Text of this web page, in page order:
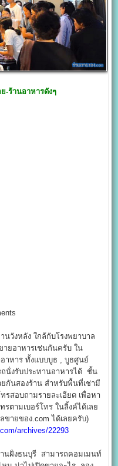
-ร้านอาหารดังๆ
วังหลัง ใกล้กับโรงพยาบาล
ายอาหารเช่นกันครับ ใน
าหาร ทั้งแบบบูธ , บูธศูนย์
นั่งรับประทานอาหารได้ ชั้น
กันสองร้าน สำหรับพื้นที่เช่ามี
สอบถามรายละเอียด เพื่อหา
ตามเบอร์โทร ในลิ้งค์ได้เลย
ขายของ.com ได้เลยครับ)
archives/22293
ฝั่งธนบุรี สามารถคอมเมนท์